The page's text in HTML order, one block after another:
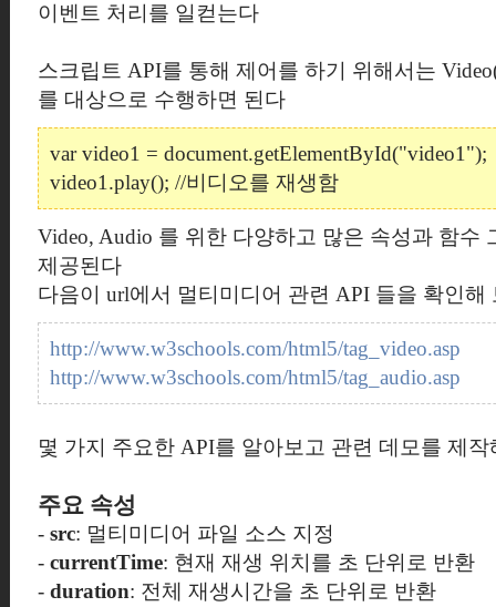
이벤트 처리를 일컫는다
스크립트 API를 통해 제어를 하기 위해서는
를 대상으로 수행하면 된다
var video1 = document.getElementById("video1");
video1.play(); //비디오를 재생함
Video, Audio 를 위한 다양하고 많은 속성과 함수
제공된다
다음이 url에서 멀티미디어 관련 API 들을 확인해
http://www.w3schools.com/html5/tag_video.asp
http://www.w3schools.com/html5/tag_audio.asp
몇 가지 주요한 API를 알아보고 관련 데모를 제
주요 속성
- src: 멀티미디어 파일 소스 지정
- currentTime: 현재 재생 위치를 초 단위로 반환
- duration: 전체 재생시간을 초 단위로 반환